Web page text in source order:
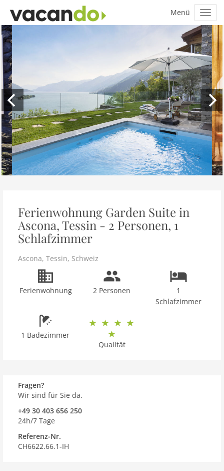
Ferienwohnung Garden Suite in
Ascona, Tessin - 2 Personen, 1
Schlafzimmer
Ascona, Tessin, Schweiz
Ferienwohnung 2 Personen
1
Schlafzimmer
1 Badezimmer
Qualität
Fragen?
Wir sind für Sie da.
+49 30 403 656 250
24h/7 Tage
Referenz-Nr.
CH6622.66.1-IH